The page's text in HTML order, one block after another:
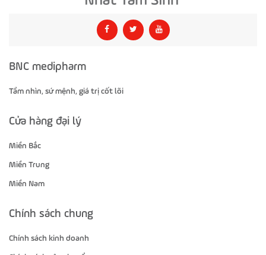
BNC medipharm
Tầm nhìn, sứ mệnh, giá trị cốt lõi
Cửa hàng đại lý
Miền Bắc
Miền Trung
Miền Nam
Chính sách chung
Chính sách kinh doanh